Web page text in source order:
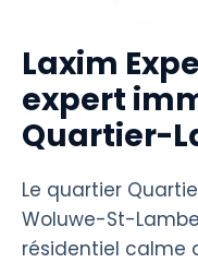
Laxim
expert
Quartier-
Le quartier
Woluwe-St-
résidentiel calme